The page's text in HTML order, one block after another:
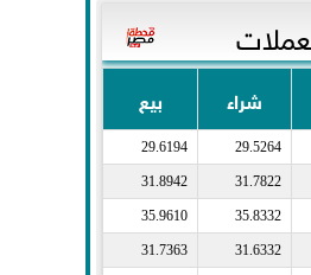
شراء بيع
29.5264
29.6194
31.7822
31.8942
35.8332
35.9610
31.6332
31.7363